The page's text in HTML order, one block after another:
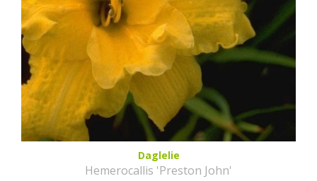
Daglelie
Hemerocallis 'Preston John'